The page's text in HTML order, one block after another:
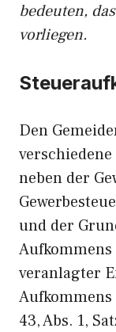
bedeuten,
vorliegen.
Den
neben der
und der
veranlagter
43, Abs. 1,